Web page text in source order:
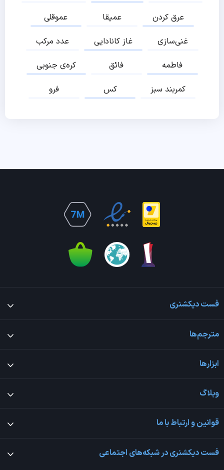
عموقلی
عمیقا
عرق کردن
عدد مرکب
غاز کانادایی
غنی‌سازی
کره‌ی جنوبی
فائق
فاطمه
فرو
کس کمربند سبز
فست دیکشنری
مترجم‌ها
ابزارها
وبلاگ
قوانین و ارتباط با ما
فست دیکشنری در شبکه‌های اجتماعی